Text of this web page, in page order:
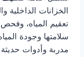
الخزانات الداخلية
تعقيم المياه،
سلامتها وجودة
مدربة وأدوات